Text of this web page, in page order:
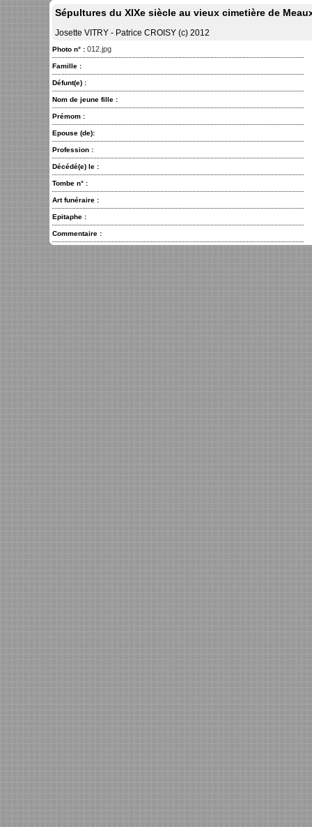
Sépultures du XIXe siècle au vieux cimetière de
Josette VITRY - Patrice CROISY (c) 2012
Photo n° : 012.jpg
Famille :
Défunt(e) :
Nom de jeune fille :
Prémom :
Epouse (de):
Profession :
Décédé(e) le :
Tombe n° :
Art funéraire :
Epitaphe :
Commentaire :